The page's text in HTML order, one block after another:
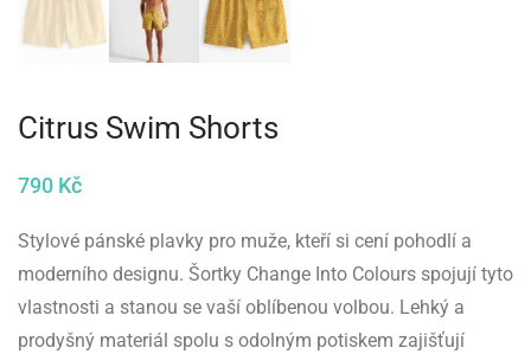
Citrus Swim Shorts
790 Kč
Stylové pánské plavky pro muže, kteří si cení pohodlí a
moderního designu. Šortky Change Into Colours spojují tyto
vlastnosti a stanou se vaší oblíbenou volbou. Lehký a
prodyšný materiál spolu s odolným potiskem zajišťují